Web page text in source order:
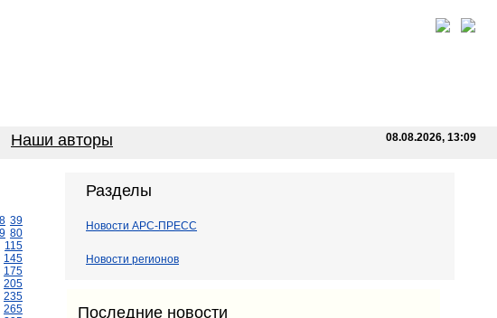
Наши авторы 08.08.2026, 13:09
39
80
115
145
175
205
235
265
Разделы
Новости АРС-ПРЕСС
Новости регионов
Последние новости